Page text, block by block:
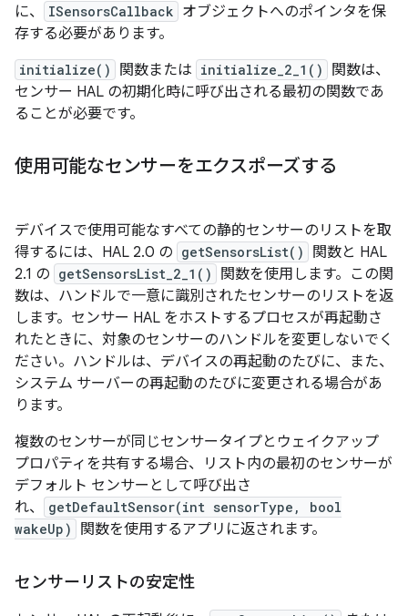
に、
ISensorsCallback オブジェクトへのポインタを保
存する必要があります。
initialize() 関数または initialize_2_1()
関数は、
センサー HAL の初期化時に呼び出される最初の関数であ
ることが必要です。
使用可能なセンサーをエクスポーズする
デバイスで使用可能なすべての静的センサーのリストを取
得するには、HAL 2.0 の getSensorsList()
関数と HAL
2.1 の getSensorsList_2_1()
関数を使用します。この関
数は、ハンドルで一意に識別されたセンサーのリストを返
します。センサー HAL をホストするプロセスが再起動さ
れたときに、対象のセンサーのハンドルを変更しないでく
ださい。ハンドルは、デバイスの再起動のたびに、また、
システム サーバーの再起動のたびに変更される場合があ
ります。
複数のセンサーが同じセンサータイプとウェイクアップ
プロパティを共有する場合、リスト内の最初のセンサーが
デフォルト センサーとして呼び出さ
れ、
getDefaultSensor(int sensorType, bool
wakeUp)
関数を使用するアプリに返されます。
センサーリストの安定性